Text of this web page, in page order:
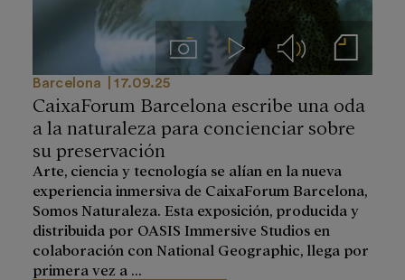
ImágenesVideos Audios Notas de prensa
Barcelona 17.09.25
CaixaForum Barcelona escribe una oda
a la naturaleza para concienciar sobre
su preservación
Arte, ciencia y tecnología se alían en la nueva
experiencia inmersiva de CaixaForum Barcelona,
Somos Naturaleza. Esta exposición, producida y
distribuida por OASIS Immersive Studios en
colaboración con National Geographic, llega por
primera vez a ...